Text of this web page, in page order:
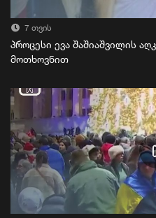
7 თვის
პროცესი ევა შაშიაშვილის
მოთხოვნით